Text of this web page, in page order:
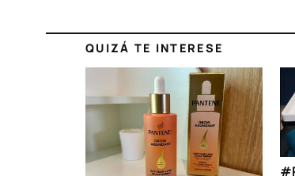
QUIZÁ TE INTERESE